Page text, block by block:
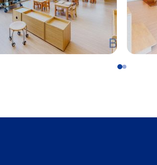
GoGo